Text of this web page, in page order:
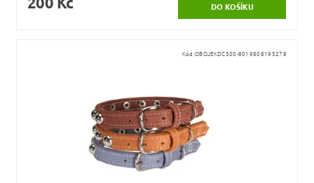
Kód:OBOJEKDC500-8019808195278